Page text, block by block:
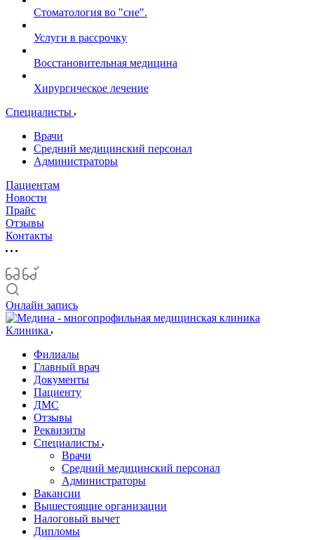
Стоматология во "сне".
Услуги в рассрочку
Восстановительная медицина
Хирургическое лечение
Специалисты
Врачи
Средний медицинский персонал
Администраторы
Пациентам
Новости
Прайс
Отзывы
Контакты
Онлайн запись
Клиника
Филиалы
Главный врач
Документы
Пациенту
ДМС
Отзывы
Реквизиты
Специалисты
Врачи
Средний медицинский персонал
Администраторы
Вакансии
Вышестоящие организации
Налоговый вычет
Дипломы